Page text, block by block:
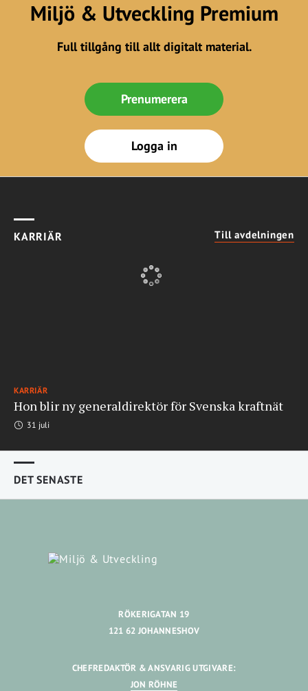
Miljö & Utveckling Premium
Full tillgång till allt digitalt material.
Prenumerera
Logga in
KARRIÄR Till avdelningen
KARRIÄR
Hon blir ny generaldirektör för Svenska kraftnät
31 juli
DET SENASTE
RÖKERIGATAN 19
121 62 JOHANNESHOV
CHEFREDAKTÖR & ANSVARIG UTGIVARE:
JON RÖHNE